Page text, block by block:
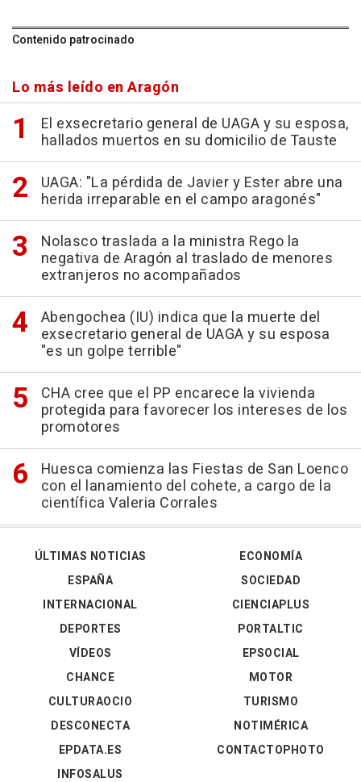
Contenido patrocinado
Lo más leído en Aragón
El exsecretario general de UAGA y su esposa,
hallados muertos en su domicilio de Tauste
UAGA: "La pérdida de Javier y Ester abre una
herida irreparable en el campo aragonés"
Nolasco traslada a la ministra Rego la
negativa de Aragón al traslado de menores
extranjeros no acompañados
Abengochea (IU) indica que la muerte del
exsecretario general de UAGA y su esposa
"es un golpe terrible"
CHA cree que el PP encarece la vivienda
protegida para favorecer los intereses de los
promotores
Huesca comienza las Fiestas de San Loenco
con el lanamiento del cohete, a cargo de la
científica Valeria Corrales
ÚLTIMAS NOTICIAS
ESPAÑA
INTERNACIONAL
DEPORTES
VÍDEOS
ECONOMÍA
SOCIEDAD
CIENCIAPLUS
PORTALTIC
EPSOCIAL
CHANCE
CULTURAOCIO
DESCONECTA
EPDATA.ES
INFOSALUS
MOTOR
TURISMO
NOTIMÉRICA
CONTACTOPHOTO